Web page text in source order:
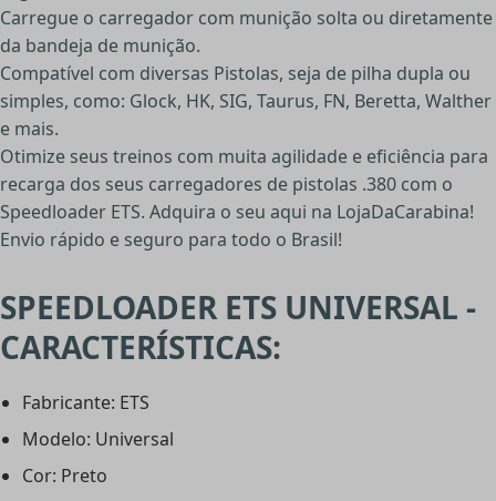
Carregue o carregador com munição solta ou diretamente
da bandeja de munição.
Compatível com diversas Pistolas, seja de pilha dupla ou
simples, como: Glock, HK, SIG, Taurus, FN, Beretta, Walther
e mais.
Otimize seus treinos com muita agilidade e eficiência para
recarga dos seus carregadores de pistolas .380 com o
Speedloader ETS. Adquira o seu aqui na LojaDaCarabina!
Envio rápido e seguro para todo o Brasil!
SPEEDLOADER ETS UNIVERSAL -
CARACTERÍSTICAS:
Fabricante: ETS
Modelo: Universal
Cor: Preto